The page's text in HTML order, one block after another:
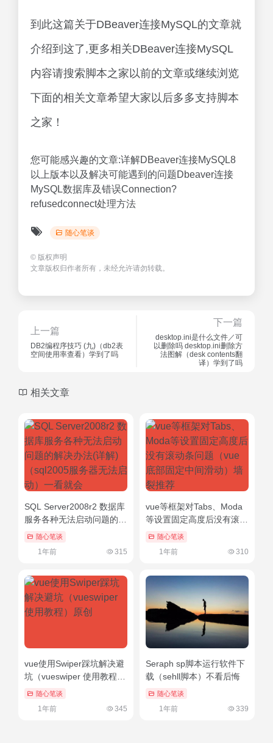
到此这篇关于DBeaver连接MySQL的文章就
介绍到这了,更多相关DBeaver连接MySQL
内容请搜索脚本之家以前的文章或继续浏览
下面的相关文章希望大家以后多多支持脚本
之家！
您可能感兴趣的文章:详解DBeaver连接MySQL8
以上版本以及解决可能遇到的问题Dbeaver连接
MySQL数据库及错误Connection?
refusedconnect处理方法
随心笔谈
© 版权声明
文章版权归作者所有，未经允许请勿转载。
上一篇
DB2编程序技巧 (九)（db2表
空间使用率查看）学到了吗
下一篇
desktop.ini是什么文件／可
以删除吗 desktop.ini删除方
法图解（desk contents翻
译）学到了吗
相关文章
SQL Server2008r2 数据库
服务各种无法启动问题的解
决办法(详解)（sql2005服
随心笔谈
1年前 315
vue等框架对Tabs、Moda
等设置固定高度后没有滚动
条问题（vue底部固定中间
随心笔谈
1年前 310
vue使用Swiper踩坑解决避
坑（vueswiper 使用教程）
原创随心笔谈
1年前 345
Seraph sp脚本运行软件下
载（sehll脚本）不看后悔
随心笔谈
1年前 339